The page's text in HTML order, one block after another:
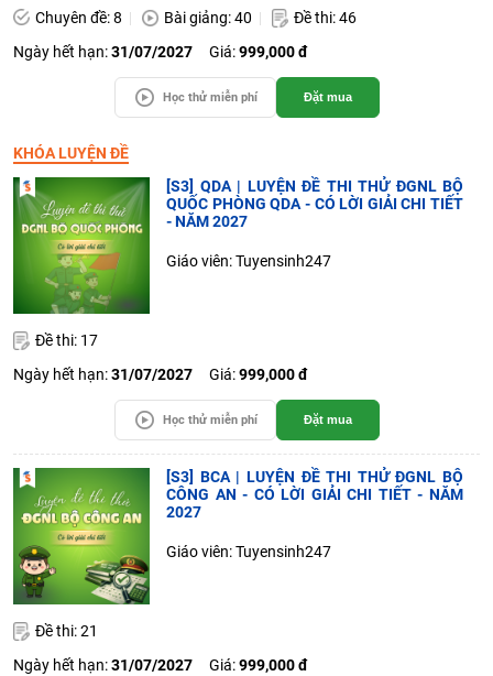
Chuyên đề: 8 Bài giảng: 40
Đề thi: 46
Ngày hết hạn:31/07/2027 Giá:999,000 đ
Học thử miễn phí Đặt mua
KHÓA LUYỆN ĐỀ
[S3] QDA | LUYỆN ĐỀ THI THỬ ĐGNL BỘ
QUỐC PHÒNG QDA - CÓ LỜI GIẢI CHI TIẾT
- NĂM 2027
Giáo viên: Tuyensinh247
Đề thi: 17
Ngày hết hạn:31/07/2027 Giá:999,000 đ
Học thử miễn phí Đặt mua
[S3] BCA | LUYỆN ĐỀ THI THỬ ĐGNL BỘ
CÔNG AN - CÓ LỜI GIẢI CHI TIẾT - NĂM
2027
Giáo viên: Tuyensinh247
Đề thi: 21
Ngày hết hạn:31/07/2027 Giá:999,000 đ